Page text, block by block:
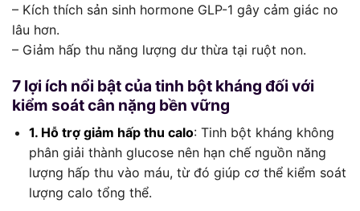
– Kích thích sản sinh hormone GLP-1 gây cảm giác no
lâu hơn.
– Giảm hấp thu năng lượng dư thừa tại ruột non.
7 lợi ích nổi bật của tinh bột kháng đối với
kiểm soát cân nặng bền vững
1. Hỗ trợ giảm hấp thu calo: Tinh bột kháng không
phân giải thành glucose nên hạn chế nguồn năng
lượng hấp thu vào máu, từ đó giúp cơ thể kiểm soát
lượng calo tổng thể.